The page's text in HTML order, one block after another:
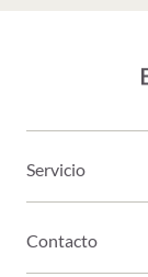
Servicio
Contacto